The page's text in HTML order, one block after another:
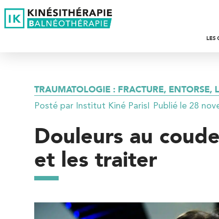
LES
TRAUMATOLOGIE : FRACTURE, ENTORSE,
Posté par Institut Kiné ParisI Publié le 28
Douleurs au
et les traiter
kinésithérapie IK